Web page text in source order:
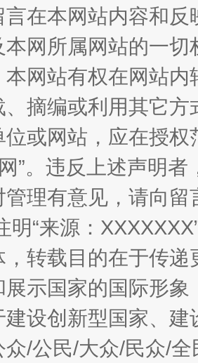
山、麦地、白藏房 除
言在本网站内容和
网所属网站的一
网站有权在网站
摘编或利用其它
位或网站，应在授
”。违反上述声明
理有意见，请向
明“来源：
，转载目的在于传
展示国家的国际形
设创新型国家、
众/公民/大众/民众/